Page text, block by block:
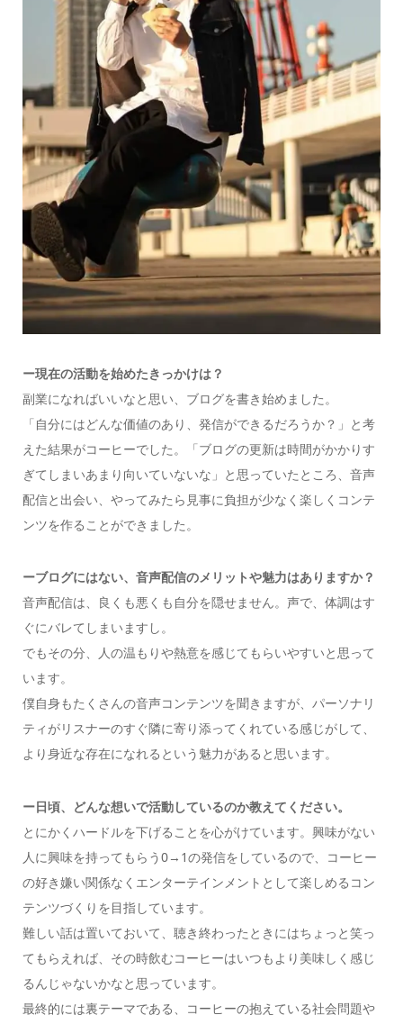
ー現在の活動を始めたきっかけは？
副業になればいいなと思い、ブログを書き始めました。
「自分にはどんな価値のあり、発信ができるだろうか？」と考
えた結果がコーヒーでした。「ブログの更新は時間がかかりす
ぎてしまいあまり向いていないな」と思っていたところ、音声
配信と出会い、やってみたら見事に負担が少なく楽しくコンテ
ンツを作ることができました。
ーブログにはない、音声配信のメリットや魅力はありますか？
音声配信は、良くも悪くも自分を隠せません。声で、体調はす
ぐにバレてしまいますし。
でもその分、人の温もりや熱意を感じてもらいやすいと思って
います。
僕自身もたくさんの音声コンテンツを聞きますが、パーソナリ
ティがリスナーのすぐ隣に寄り添ってくれている感じがして、
より身近な存在になれるという魅力があると思います。
ー日頃、どんな想いで活動しているのか教えてください。
とにかくハードルを下げることを心がけています。興味がない
人に興味を持ってもらう0→1の発信をしているので、コーヒー
の好き嫌い関係なくエンターテインメントとして楽しめるコン
テンツづくりを目指しています。
難しい話は置いておいて、聴き終わったときにはちょっと笑っ
てもらえれば、その時飲むコーヒーはいつもより美味しく感じ
るんじゃないかなと思っています。
最終的には裏テーマである、コーヒーの抱えている社会問題や